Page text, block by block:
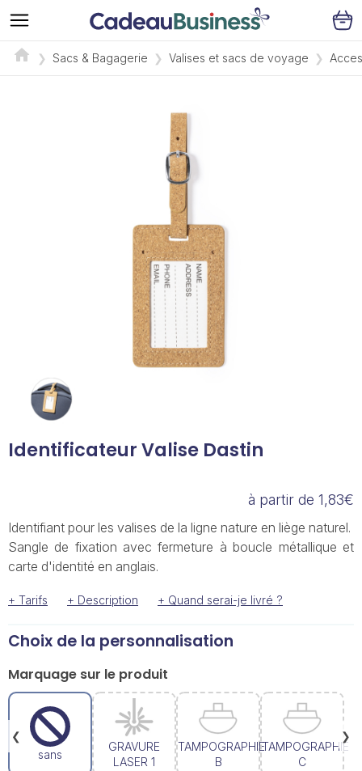
Sacs & Bagagerie Valises et sacs de voyage
Identificateur Valise Dastin
à partir de 1,83€
Identifiant pour les valises de la ligne nature en liège naturel.
Sangle de fixation avec fermeture à boucle métallique et
carte d'identité en anglais.
+ Tarifs + Description + Quand serai-je livré ?
Choix de la personnalisation
Marquage sur le produit
sans
GRAVURE
LASER 1
TAMPOGRAPHIE
B
TAMPOGRAPHIE
C
❯
❮